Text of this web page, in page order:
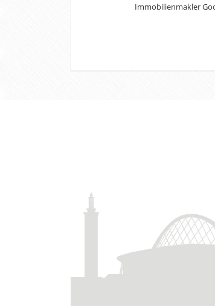
Immobilienmakler